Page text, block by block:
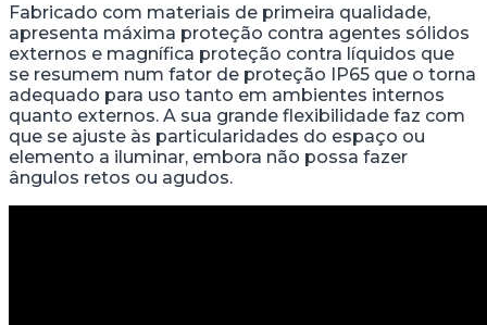
Fabricado com materiais de primeira qualidade,
apresenta máxima proteção contra agentes sólidos
externos e magnífica proteção contra líquidos que
se resumem num fator de proteção IP65 que o torna
adequado para uso tanto em ambientes internos
quanto externos. A sua grande flexibilidade faz com
que se ajuste às particularidades do espaço ou
elemento a iluminar, embora não possa fazer
ângulos retos ou agudos.